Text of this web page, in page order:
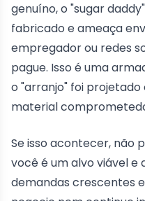
genuíno, o "sugar
fabricado e ameaça
empregador ou redes
pague. Isso é uma
o "arranjo" foi
material
Se isso acontecer, não
você é um alvo viável e
demandas crescentes